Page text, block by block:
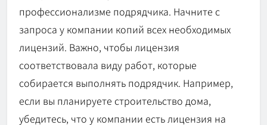
профессионализме подрядчика. Начните с
запроса у компании копий всех необходимых
лицензий. Важно, чтобы лицензия
соответствовала виду работ, которые
собирается выполнять подрядчик. Например,
если вы планируете строительство дома,
убедитесь, что у компании есть лицензия на